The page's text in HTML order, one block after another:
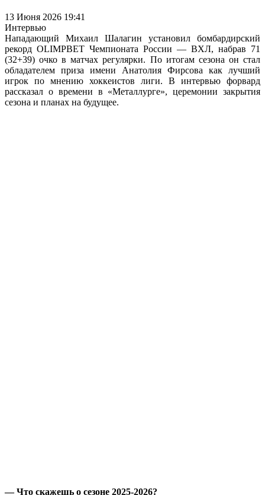
13 Июня 2026 19:41
Интервью
Нападающий Михаил Шалагин установил бомбардирский
рекорд OLIMPBET Чемпионата России — ВХЛ, набрав 71
(32+39) очко в матчах регулярки. По итогам сезона он стал
обладателем приза имени Анатолия Фирсова как лучший
игрок по мнению хоккеистов лиги. В интервью форвард
рассказал о времени в «Металлурге», церемонии закрытия
сезона и планах на будущее.
— Что скажешь о сезоне 2025-2026?